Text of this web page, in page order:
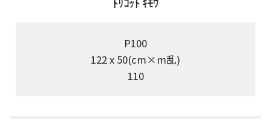
P100
122 x 50(cm×m乱)
110